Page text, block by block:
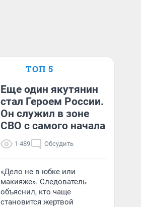
ТОП 5
Еще один якутянин
стал Героем России.
Он служил в зоне
СВО с самого начала
1 489 Обсудить
«Дело не в юбке или
макияже». Следователь
объяснил, кто чаще
становится жертвой